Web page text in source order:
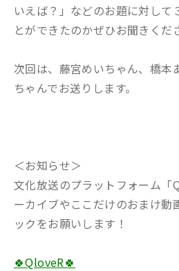
いえば？」などのお題に対して
とができたのかぜひお聞きくだ
次回は、藤宮めいちゃん、橋本
ちゃんでお送りします。
＜お知らせ＞
文化放送のプラットフォーム「
ーカイブやここだけのおまけ動
ックをお願いします！
🍀QloveR🍀